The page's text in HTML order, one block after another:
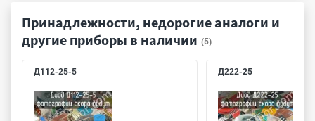
Принадлежности, недорогие аналоги и
другие приборы в наличии (5)
Д112-25-5 Д222-25